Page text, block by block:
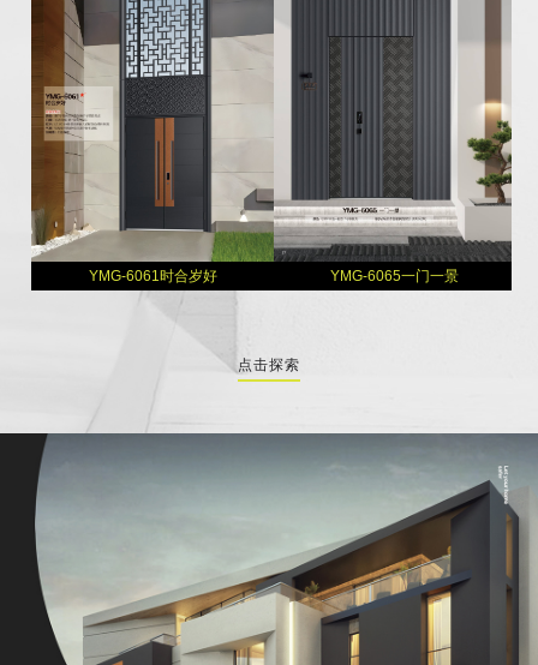
YMG-6061时合岁好 YMG-6065一门一景
点击探索